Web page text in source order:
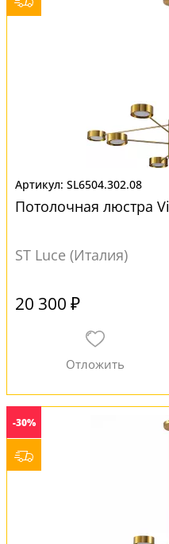
SL6504.302.08
Потолочная люстра
ST Luce (Италия)
20 300 ₽
-30%